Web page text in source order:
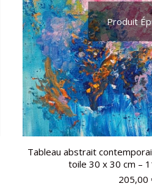
Produit
Tableau abstrait
toile 30 x 30 cm –
205,00